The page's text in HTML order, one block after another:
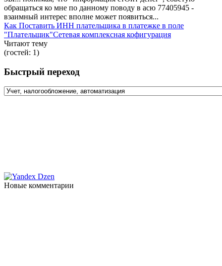
обращаться ко мне по данному поводу в асю 77405945 -
взаимный интерес вполне может появиться...
Как Поставить ИНН плательщика в платежке в поле
"Плательщик"Сетевая комплексная кофигурация
Читают тему
(гостей: 1)
Быстрый переход
Новые комментарии